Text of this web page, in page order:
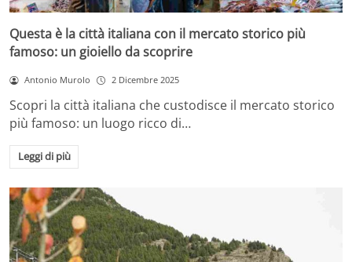
Questa è la città italiana con il mercato storico più
famoso: un gioiello da scoprire
Antonio Murolo 2 Dicembre 2025
Scopri la città italiana che custodisce il mercato storico
più famoso: un luogo ricco di…
Leggi di più